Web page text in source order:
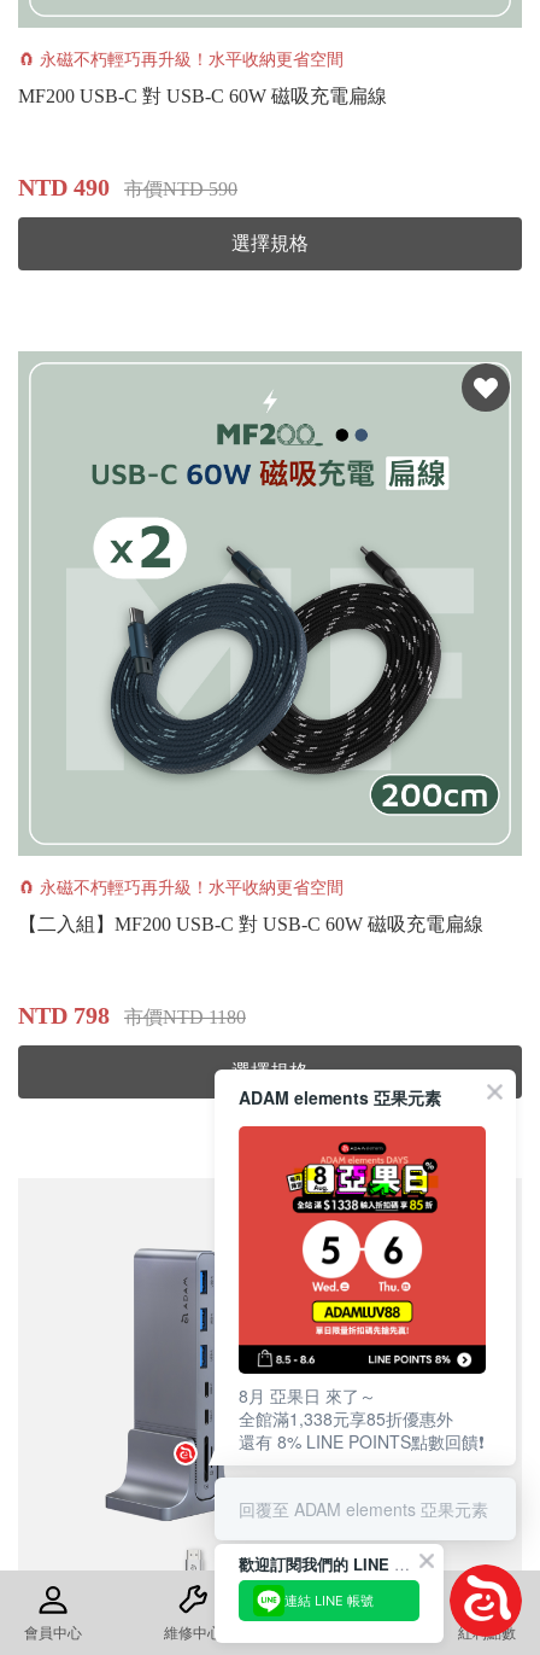
🧲 永磁不朽輕巧再升級！水平收納更省空間
MF200 USB-C 對 USB-C 60W 磁吸充電扁線
NTD 490 市價NTD 590
選擇規格
🧲 永磁不朽輕巧再升級！水平收納更省空間
【二入組】MF200 USB-C 對 USB-C 60W 磁吸充電扁線
NTD 798 市價NTD 1180
選擇規格
會員中心 維修中心 紅利點數
ADAM elements 亞果元素
8月 亞果日 來了～
全館滿1,338元享85折優惠外
還有 8% LINE POINTS點數回饋❗️
回覆至 ADAM elements 亞果元素
歡迎訂閱我們的 LINE 官方帳號
連結 LINE 帳號